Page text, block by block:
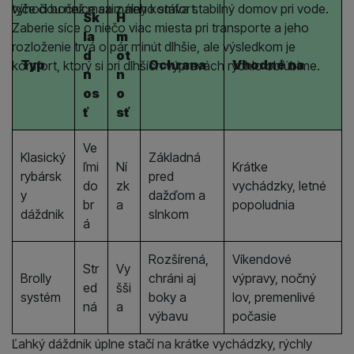
výhodou než maximálny komfort.
tyče či bočnice sa z neho stáva stabilný domov pri vode.
Zaberie síce o niečo viac miesta pri transporte a jeho
rozloženie trvá o pár minút dlhšie, ale výsledkom je
komfort, ktorý si pri dlhších výpravách rýchlo obľúbime.
Typ
Sk
la
d
n
os
ť
H
m
ot
n
o
sť
Ochrana Vhodné na
Klasický
rybársk
y
dáždnik
Ve
ľmi
do
br
á
Ní
zk
a
Základná
pred
dažďom a
slnkom
Krátke
vychádzky, letné
popoludnia
Brolly
systém
Str
ed
ná
Vy
šši
a
Rozšírená,
chráni aj
boky a
výbavu
Víkendové
výpravy, nočný
lov, premenlivé
počasie
Ľahký dáždnik úplne stačí na krátke vychádzky, rýchly